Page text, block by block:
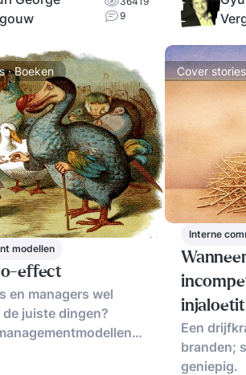
9
· Boeken
modellen
effect
en managers wel
juiste dingen?
Cover stories
Interne
Wanneer
Een
branden;
geniepig.